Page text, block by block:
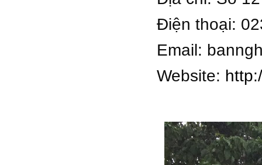
Điện thoại:
Email:
Website: